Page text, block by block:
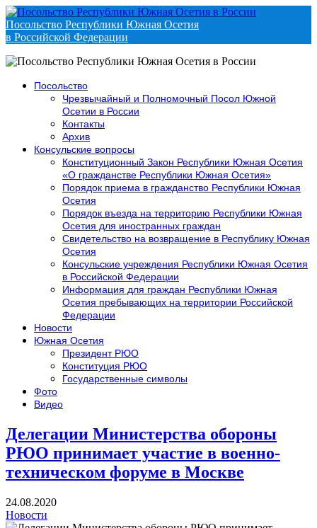
Посольство Республики Южная Осетия
в Российской Федерации
Посольство
Чрезвычайный и Полномочный Посол Южной
Осетии в России
Контакты
Архив
Консульские вопросы
Конституционный Закон Республики Южная Осетия
«О гражданстве Республики Южная Осетия»
Порядок приема в гражданство Республики Южная
Осетия
Порядок въезда на территорию Республики Южная
Осетия для иностранных граждан
Свидетельство на возвращение в Республику Южная
Осетия
Консульские учреждения Республики Южная Осетия
в Российской Федерации
Информация для граждан Республики Южная
Осетия пребывающих на территории Российской
Федерации
Новости
Южная Осетия
Президент РЮО
Конституция РЮО
Государственные символы
Фото
Видео
Делегации Министерства обороны
РЮО принимает участие в военно-
техническом форуме в Москве
24.08.2020
Новости